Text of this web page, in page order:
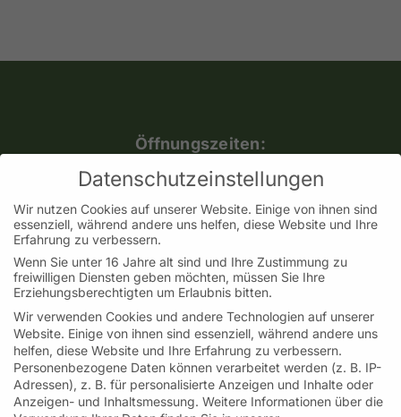
Öffnungszeiten:
Mo, Mi, Do, Fr.: 9:30 – 18:00 Uhr
(Adventssamstage bis 16:00 Uhr geöffnet)
Kontakt
Helfereistraße 4 I 78532 Tuttlingen
Telefon: 07461-171 96 69 M: 0176-21451329
kontakt@roemer-spitzentee.de
Datenschutzeinstellungen
Wir nutzen Cookies auf unserer Website. Einige von ihnen sind
essenziell, während andere uns helfen, diese Website und Ihre
Erfahrung zu verbessern.
Wenn Sie unter 16 Jahre alt sind und Ihre Zustimmung zu
freiwilligen Diensten geben möchten, müssen Sie Ihre
Erziehungsberechtigten um Erlaubnis bitten.
Wir verwenden Cookies und andere Technologien auf unserer
Website. Einige von ihnen sind essenziell, während andere uns
helfen, diese Website und Ihre Erfahrung zu verbessern.
Personenbezogene Daten können verarbeitet werden (z. B. IP-
Adressen), z. B. für personalisierte Anzeigen und Inhalte oder
Anzeigen- und Inhaltsmessung. Weitere Informationen über die